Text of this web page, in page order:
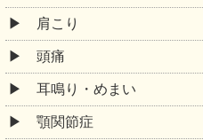
肩こり
頭痛
耳鳴り・めまい
顎関節症